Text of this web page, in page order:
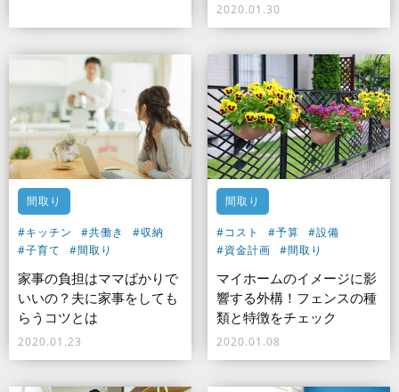
2020.01.30
間取り
#キッチン #共働き
#収納
#子育て
#間取り
家事の負担はママばかりで
いいの？夫に家事をしても
らうコツとは
2020.01.23
間取り
#コスト #予算
#設備
#資金計画
#間取り
マイホームのイメージに影
響する外構！フェンスの種
類と特徴をチェック
2020.01.08